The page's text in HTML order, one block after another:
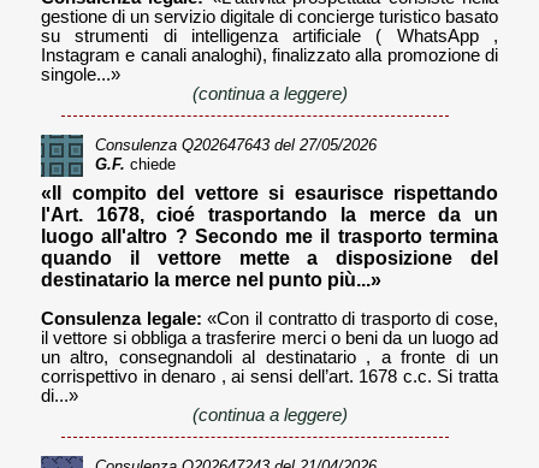
gestione di un servizio digitale di concierge turistico basato
su strumenti di intelligenza artificiale ( WhatsApp ,
Instagram e canali analoghi), finalizzato alla promozione di
singole...»
(continua a leggere)
Consulenza Q202647643 del 27/05/2026
G.F. chiede
«Il compito del vettore si esaurisce rispettando
l'Art. 1678, cioé trasportando la merce da un
luogo all'altro ? Secondo me il trasporto termina
quando il vettore mette a disposizione del
destinatario la merce nel punto più...»
Consulenza legale: «Con il contratto di trasporto di cose,
il vettore si obbliga a trasferire merci o beni da un luogo ad
un altro, consegnandoli al destinatario , a fronte di un
corrispettivo in denaro , ai sensi dell’art. 1678 c.c. Si tratta
di...»
(continua a leggere)